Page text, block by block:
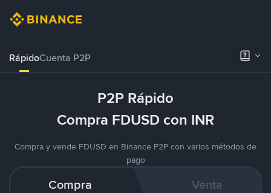
RápidoCuenta P2P
P2P Rápido
Compra FDUSD con INR
Compra y vende FDUSD en Binance P2P con varios métodos de
pago
Compra Venta